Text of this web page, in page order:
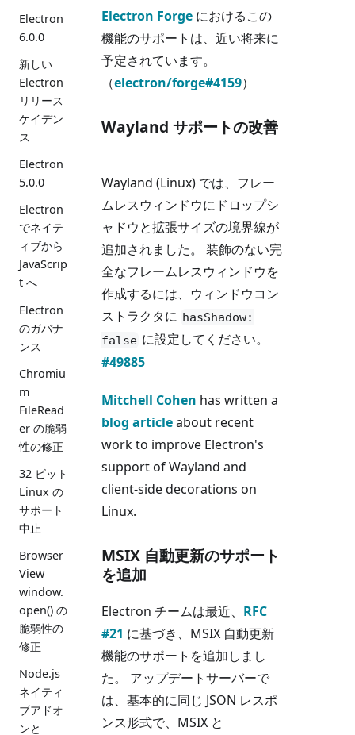
Electron
6.0.0
新しい
Electron
リリース
ケイデン
ス
Electron
5.0.0
Electron
でネイテ
ィブから
JavaScrip
t へ
Electron
のガバナ
ンス
Chromiu
m
FileRead
er の脆弱
性の修正
32 ビット
Linux の
サポート
中止
Browser
View
window.
open() の
脆弱性の
修正
Node.js
ネイティ
ブアドオ
ンと
Electron Forge におけるこの
機能のサポートは、近い将来に
予定されています。
（electron/forge#4159）
Wayland サポートの改善
Wayland (Linux) では、フレー
ムレスウィンドウにドロップシ
ャドウと拡張サイズの境界線が
追加されました。 装飾のない完
全なフレームレスウィンドウを
作成するには、ウィンドウコン
ストラクタに hasShadow:
false に設定してください。
#49885
Mitchell Cohen has written a
blog articleabout recent
work to improve Electron's
support of Wayland and
client-side decorations on
Linux.
MSIX 自動更新のサポート
を追加
Electron チームは最近、 RFC
#21 に基づき、MSIX 自動更新
機能のサポートを追加しまし
た。 アップデートサーバーで
は、基本的に同じ JSON レスポ
ンス形式で、MSIX と